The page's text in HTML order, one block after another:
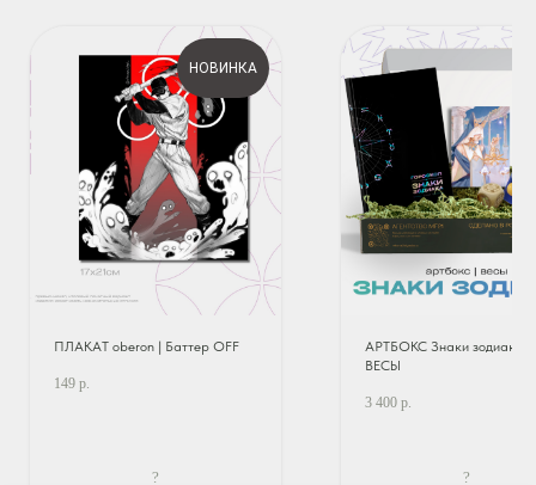
НОВИНКА
ПЛАКАТ oberon | Баттер OFF
149 р.
?
АРТБОКС Знаки зодиака |
ВЕСЫ
3 400 р.
?